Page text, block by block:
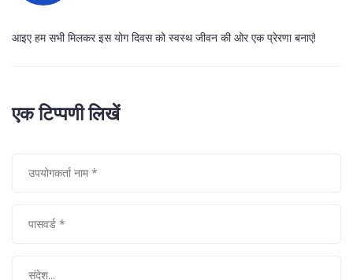
आइए हम सभी मिलकर इस योग दिवस को स्वस्थ जीवन की ओर एक प्रेरणा बनाएं!
एक टिप्पणी लिखें